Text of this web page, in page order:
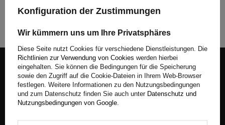
Begleiten Sie uns
Melden Sie sich für unseren Newsletter an, um News und
Sonderangebote regelmäßig zu erhalten.
Konfiguration der Zustimmungen
Wir kümmern uns um Ihre Privatsphäres
Diese Seite nutzt Cookies für verschiedene Dienstleistungen. Die
Richtlinien zur Verwendung von Cookies werden hierbei
eingehalten. Sie können die Bedingungen für die Speicherung
sowie den Zugriff auf die Cookie-Dateien in Ihrem Web-Browser
festlegen. Weitere Informationen zu den Nutzungsbedingungen
und zum Datenschutz finden Sie auch unter Datenschutz und
Nutzungsbedingungen von Google